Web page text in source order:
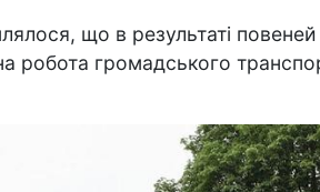
що в результаті
робота громадського